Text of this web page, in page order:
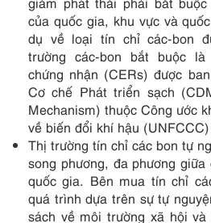
của quốc gia, khu vực và
dụ về loại tín chỉ các-bon
trường các-bon bắt buộc
chứng nhận (CERs) được
Cơ chế Phát triển sạch
Mechanism) thuộc Công ước
về biến đổi khí hậu (UNFCCC)
Thị trường tín chỉ các bon tự
song phương, đa phương
quốc gia. Bên mua tín chỉ
quá trình dựa trên sự tự
sách về môi trường xã hội